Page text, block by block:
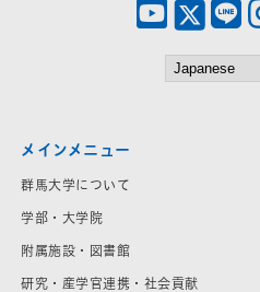
メインメニュー
群馬大学について
学部・大学院
附属施設・図書館
研究・産学官連携・社会貢献